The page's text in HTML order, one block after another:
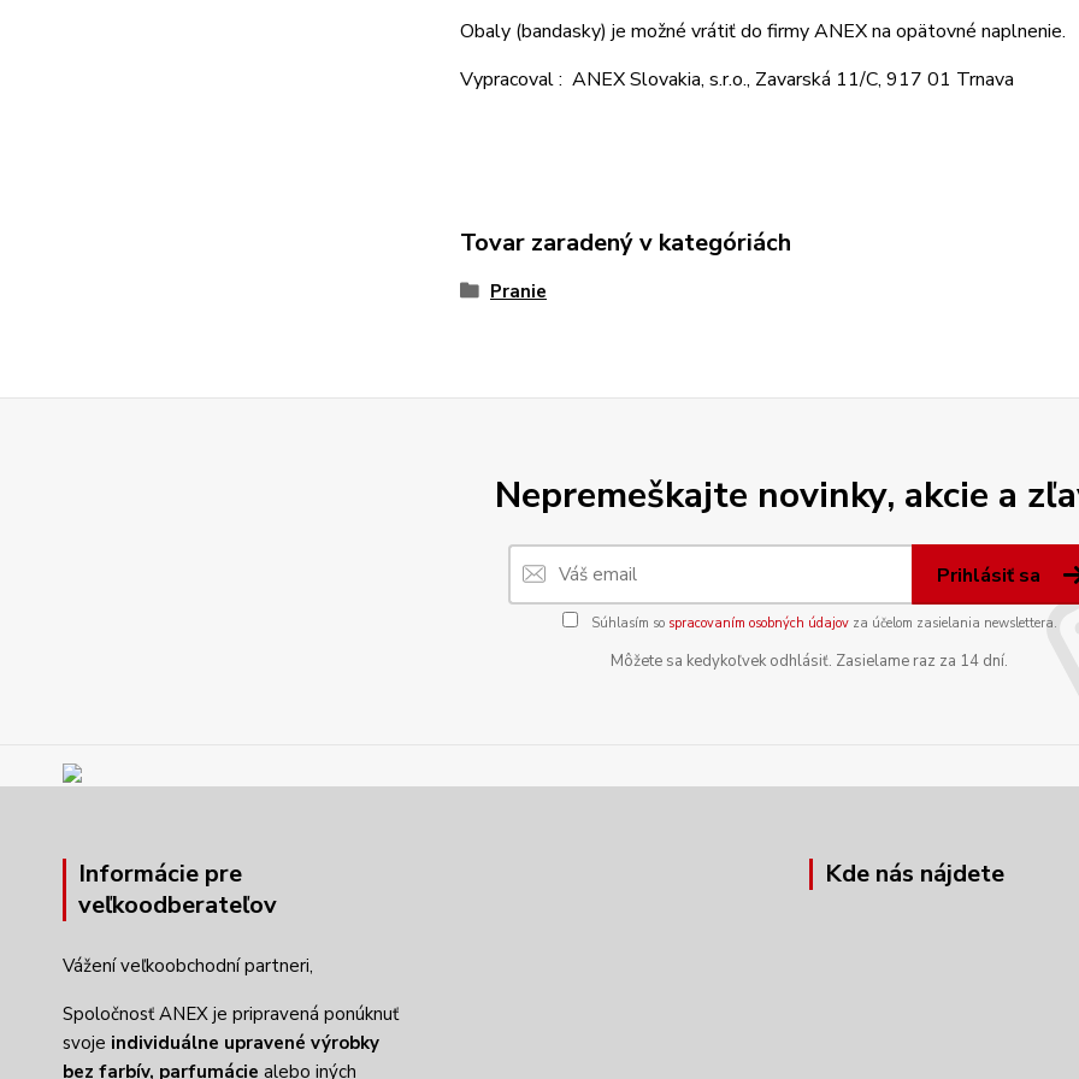
Obaly (bandasky) je možné vrátiť do firmy ANEX na opätovné naplnenie.
Vypracoval : ANEX Slovakia, s.r.o., Zavarská 11/C, 917 01 Trnava
Tovar zaradený v kategóriách
Pranie
Nepremeškajte novinky, akcie a
Prihlásiť sa
Súhlasím so spracovaním osobných údajovza účelom zasielania newslettera.
Môžete sa kedykoľvek odhlásiť. Zasielame raz za 14 dní.
Informácie pre
veľkoodberateľov
Vážení veľkoobchodní partneri,
Spoločnosť ANEX je pripravená ponúknuť
svoje individuálne upravené výrobky
bez farbív, parfumácie alebo iných
Kde nás nájdete